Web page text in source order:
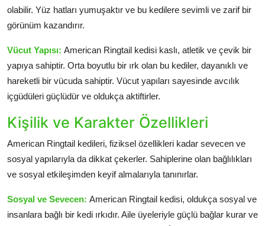
olabilir. Yüz hatları yumuşaktır ve bu kedilere sevimli ve zarif bir
görünüm kazandırır.
Vücut Yapısı: American Ringtail kedisi kaslı, atletik ve çevik bir
yapıya sahiptir. Orta boyutlu bir ırk olan bu kediler, dayanıklı ve
hareketli bir vücuda sahiptir. Vücut yapıları sayesinde avcılık
içgüdüleri güçlüdür ve oldukça aktiftirler.
Kişilik ve Karakter Özellikleri
American Ringtail kedileri, fiziksel özellikleri kadar sevecen ve
sosyal yapılarıyla da dikkat çekerler. Sahiplerine olan bağlılıkları
ve sosyal etkileşimden keyif almalarıyla tanınırlar.
Sosyal ve Sevecen: American Ringtail kedisi, oldukça sosyal ve
insanlara bağlı bir kedi ırkıdır. Aile üyeleriyle güçlü bağlar kurar ve